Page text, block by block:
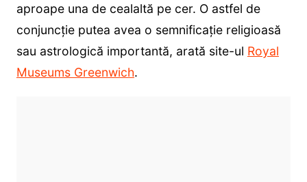
aproape una de cealaltă pe cer. O astfel de
conjuncție putea avea o semnificație religioasă
sau astrologică importantă, arată site-ul Royal
Museums Greenwich.